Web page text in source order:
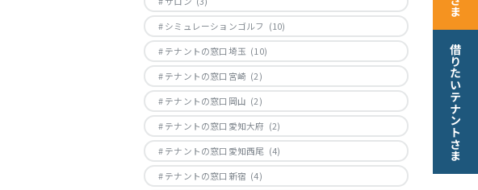
シミュレーションゴルフ (10)
テナントの窓口埼玉 (10)
テナントの窓口宮崎 (2)
テナントの窓口岡山 (2)
テナントの窓口愛知大府 (2)
テナントの窓口愛知西尾 (4)
テナントの窓口新宿 (4)
借りたいテナントさま